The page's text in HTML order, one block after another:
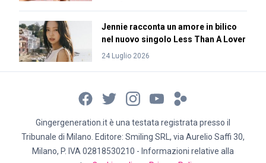
Jennie racconta un amore in bilico
nel nuovo singolo Less Than A Lover
24 Luglio 2026
Gingergeneration.it è una testata registrata presso il
Tribunale di Milano. Editore: Smiling SRL, via Aurelio Saffi 30,
Milano, P. IVA 02818530210 - Informazioni relative alla